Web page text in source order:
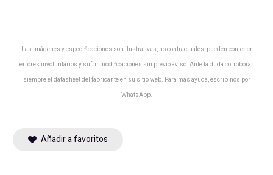
Las imágenes y especificaciones son ilustrativas, no contractuales, pueden contener
errores involuntarios y sufrir modificaciones sin previo aviso. Ante la duda corroborar
siempre el datasheet del fabricante en su sitio web. Para más ayuda, escribinos por
WhatsApp.
Añadir a favoritos